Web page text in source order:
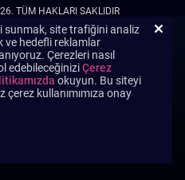
TÜM HAKLARI SAKLIDIR
sunmak, site trafiğini analiz
ve hedefli reklamlar
Çerezleri nasıl
edebileceğiniziÇerez
okuyun. Bu siteyi
kullanımımıza onay